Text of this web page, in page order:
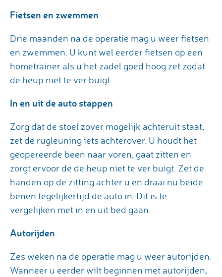
Fietsen en zwemmen
Drie maanden na de operatie mag u weer fietsen
en zwemmen. U kunt wel eerder fietsen op een
hometrainer als u het zadel goed hoog zet zodat
de heup niet te ver buigt.
In en uit de auto stappen
Zorg dat de stoel zover mogelijk achteruit staat,
zet de rugleuning iets achterover. U houdt het
geopereerde been naar voren, gaat zitten en
zorgt ervoor de de heup niet te ver buigt. Zet de
handen op de zitting achter u en draai nu beide
benen tegelijkertijd de auto in. Dit is te
vergelijken met in en uit bed gaan.
Autorijden
Zes weken na de operatie mag u weer autorijden.
Wanneer u eerder wilt beginnen met autorijden,